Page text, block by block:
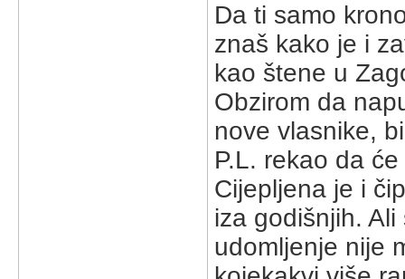
Da ti samo
znaš kako je i
kao štene u
Obzirom da
nove vlasnike,
P.L. rekao da
Cijepljena je i
iza godišnjih.
udomljenje nije